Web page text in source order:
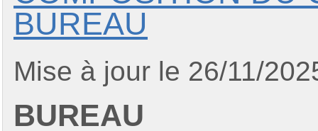
BUREAU
Mise à jour le 26/11/
BUREAU